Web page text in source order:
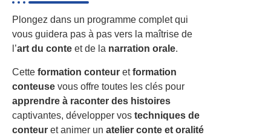
Plongez dans un programme complet qui
vous guidera pas à pas vers la maîtrise de
l’art du conte et de la narration orale.
Cette formation conteur etformation
conteuse vous offre toutes les clés pour
apprendre à raconter des histoires
captivantes, développer vos techniques de
conteur et animer un atelier conte et oralité